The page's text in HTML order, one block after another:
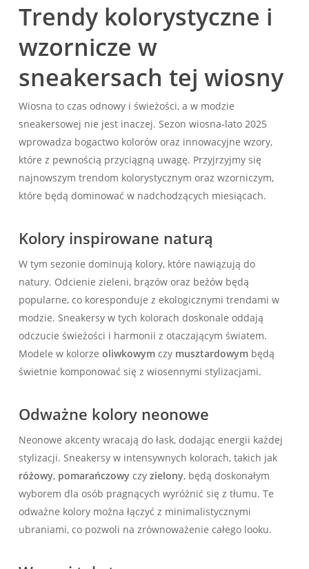
Trendy kolorystyczne i
wzornicze w
sneakersach tej wiosny
Wiosna to czas odnowy i świeżości, a w modzie
sneakersowej nie jest inaczej. Sezon wiosna-lato 2025
wprowadza bogactwo kolorów oraz innowacyjne wzory,
które z pewnością przyciągną uwagę. Przyjrzyjmy się
najnowszym trendom kolorystycznym oraz wzorniczym,
które będą dominować w nadchodzących miesiącach.
Kolory inspirowane naturą
W tym sezonie dominują kolory, które nawiązują do
natury. Odcienie zieleni, brązów oraz beżów będą
popularne, co koresponduje z ekologicznymi trendami w
modzie. Sneakersy w tych kolorach doskonale oddają
odczucie świeżości i harmonii z otaczającym światem.
Modele w kolorze oliwkowymczy musztardowymbędą
świetnie komponować się z wiosennymi stylizacjami.
Odważne kolory neonowe
Neonowe akcenty wracają do łask, dodając energii każdej
stylizacji. Sneakersy w intensywnych kolorach, takich jak
różowy, pomarańczowyczy zielony, będą doskonałym
wyborem dla osób pragnących wyróżnić się z tłumu. Te
odważne kolory można łączyć z minimalistycznymi
ubraniami, co pozwoli na zrównoważenie całego looku.